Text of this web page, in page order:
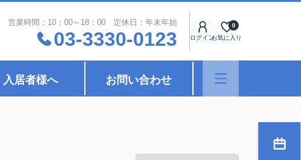
営業時間：10：00～18：00 定休日：年末年始
03-3330-0123 ログインお気に入り
0
入居者様へ お問い合わせ